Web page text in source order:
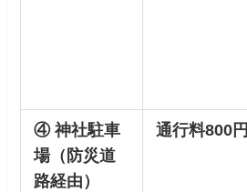
④ 神社駐車
場（防災道
路経由）
通行料800円